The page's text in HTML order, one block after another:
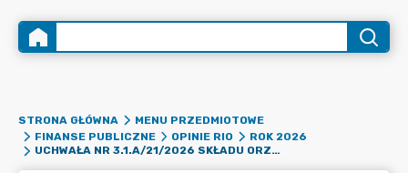
STRONA GŁÓWNA
MENU PRZEDMIOTOWE
FINANSE PUBLICZNE
OPINIE RIO
ROK 2026
UCHWAŁA NR 3.1.A/21/2026 SKŁADU ORZEKAJĄCEGO REGIONALNEJ IZBY OBRACHUNKOWEJ W WARSZAWIE Z DNIA 26 CZERWCA 2026 R. W SPRAWIE OPINII O MOŻLIWOŚCI SPŁATY KREDYTU DŁUGOTERMINOWEGO ZACIĄGANEGO PRZEZ GMINĘ RADZIEJOWICE